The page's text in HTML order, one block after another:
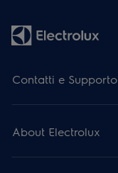
Contatti e Supporto
About Electrolux